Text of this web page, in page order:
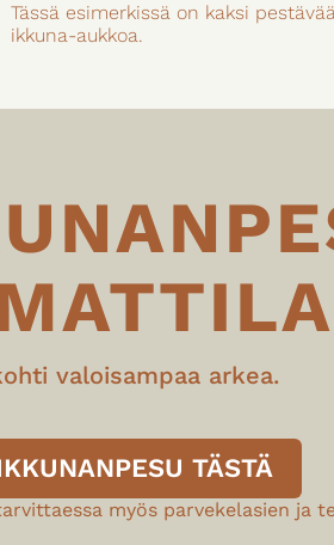
Tässä esimerkissä on kaksi
ikkuna-aukkoa.
valoisampaa arkea.
TÄSTÄ
myös parvekelasien ja